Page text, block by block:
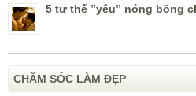
5 tư thế ”yêu” nóng bỏng
CHĂM SÓC LÀM ĐẸP